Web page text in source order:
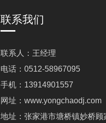
联系我们
联系人：王经理
电话：0512-58967095
手机：13914901557
网址：www.yongchaodj.com
地址：张家港市塘桥镇妙桥顾